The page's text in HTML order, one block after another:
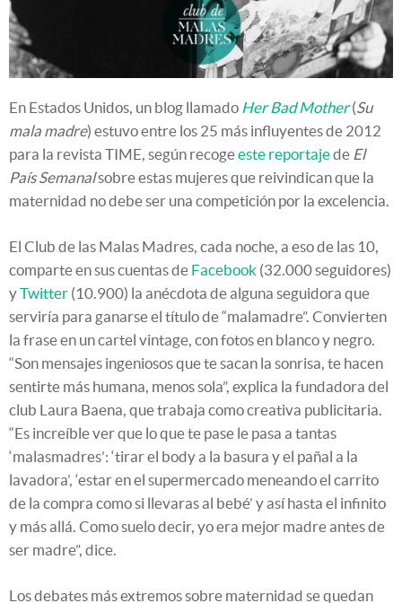
En Estados Unidos, un blog llamado Her Bad Mother (Su
mala madre) estuvo entre los 25 más influyentes de 2012
para la revista TIME, según recogeeste reportajede El
País Semanalsobre estas mujeres que reivindican que la
maternidad no debe ser una competición por la excelencia.
El Club de las Malas Madres, cada noche, a eso de las 10,
comparte en sus cuentas de Facebook (32.000 seguidores)
yTwitter (10.900) la anécdota de alguna seguidora que
serviría para ganarse el título de “malamadre”. Convierten
la frase en un cartel vintage, con fotos en blanco y negro.
“Son mensajes ingeniosos que te sacan la sonrisa, te hacen
sentirte más humana, menos sola”, explica la fundadora del
club Laura Baena, que trabaja como creativa publicitaria.
“Es increíble ver que lo que te pase le pasa a tantas
‘malasmadres’: ‘tirar el body a la basura y el pañal a la
lavadora’, ‘estar en el supermercado meneando el carrito
de la compra como si llevaras al bebé’ y así hasta el infinito
y más allá. Como suelo decir, yo era mejor madre antes de
ser madre”, dice.
Los debates más extremos sobre maternidad se quedan